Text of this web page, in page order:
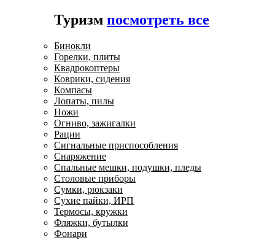
Туризм посмотреть все
Бинокли
Горелки, плиты
Квадрокоптеры
Коврики, сидения
Компасы
Лопаты, пилы
Ножи
Огниво, зажигалки
Рации
Сигнальные приспособления
Снаряжение
Спальные мешки, подушки, пледы
Столовые приборы
Сумки, рюкзаки
Сухие пайки, ИРП
Термосы, кружки
Фляжки, бутылки
Фонари